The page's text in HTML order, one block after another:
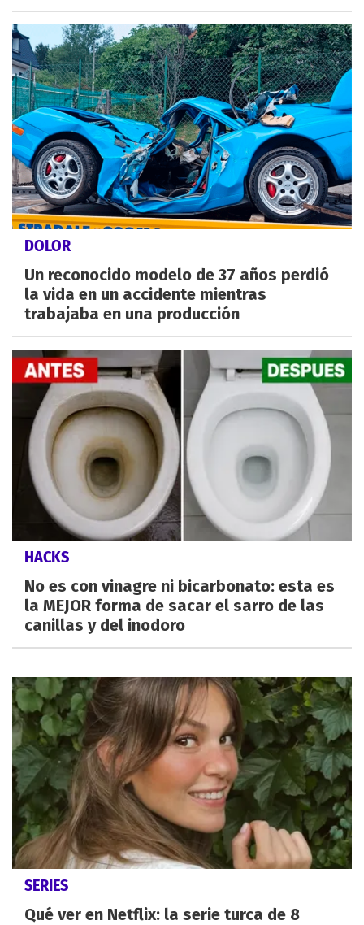
DOLOR
Un reconocido modelo de 37 años perdió
la vida en un accidente mientras
trabajaba en una producción
HACKS
No es con vinagre ni bicarbonato: esta es
la MEJOR forma de sacar el sarro de las
canillas y del inodoro
SERIES
Qué ver en Netflix: la serie turca de 8